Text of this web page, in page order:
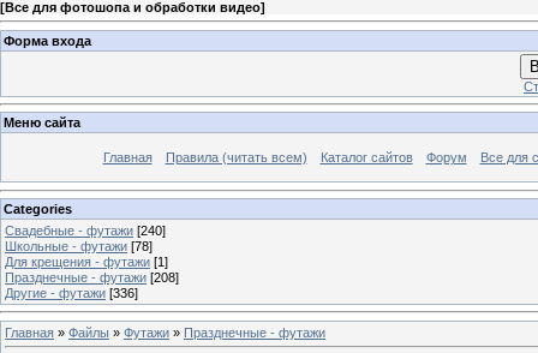
[Все для фотошопа и обработки видео]
Форма входа
Меню сайта
Главная Правила (читать всем) Каталог сайтов Форум Все для
Categories
Свадебные - футажи [240]
Школьные - футажи [78]
Для крещения - футажи [1]
Празднечные - футажи [208]
Другие - футажи [336]
Главная » Файлы » Футажи » Празднечные - футажи